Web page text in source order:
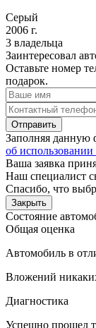
Серый
2006 г.
3 владельца
Заинтересовал
Оставьте номер
подарок.
Отправить
Заполняя данную
об использовании
Ваша заявка
Наш специалист
Спасибо, что
Закрыть
Состояние
Общая оценка
Автомобиль в
Вложений
Диагностика
Успешно прошел